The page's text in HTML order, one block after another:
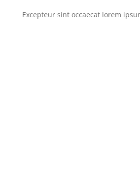
Excepteur sint occaecat lorem